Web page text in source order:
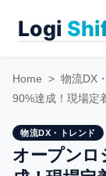
Home > 物流DX
90%達成！現場定
物流DX・トレンド
オープンロ